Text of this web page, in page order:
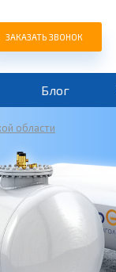
ЗАКАЗАТЬ ЗВОНОК
Блог
области